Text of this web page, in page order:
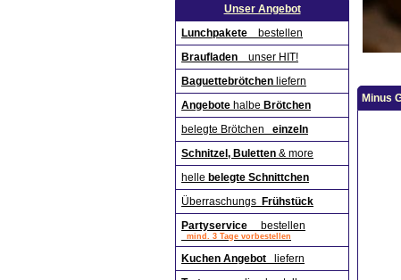
Unser Angebot
Lunchpakete bestellen
Braufladen
unser HIT!
Baguettebrötchen liefern
Angebote halbe Brötchen
belegte Brötchen einzeln
Schnitzel, Buletten & more
helle belegte Schnittchen
Überraschungs Frühstück
Partyservice bestellen
mind. 3 Tage vorbestellen
Kuchen Angebot liefern
Minus